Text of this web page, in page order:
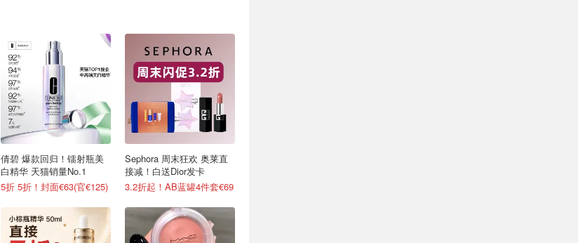
倩碧 爆款回归！镭射瓶美
白精华 天猫销量No.1
5折 5折！封面€63(官€125)
Sephora 周末狂欢 奥莱直
接减！白送Dior发卡
3.2折起！AB蓝罐4件套€69